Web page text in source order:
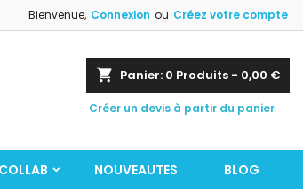
Bienvenue, Connexion ou Créez votre compte
shopping_cart Panier: 0 Produits - 0,00 €
Créer un devis à partir du panier
COLLAB NOUVEAUTES BLOG